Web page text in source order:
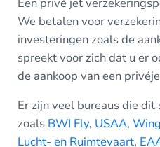
Een privé jet
We betalen voor
investeringen zoals de
spreekt voor zich dat u er
de aankoop van een
Er zijn veel bureaus die
zoals BWI Fly, USAA,
Lucht- en Ruimtevaart,